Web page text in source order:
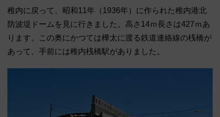
稚内に戻って、昭和11年（1936年）に作られた稚内港北
防波堤ドームを見に行きました。高さ14ｍ長さは427ｍあ
ります。この奥にかつては樺太に渡る鉄道連絡線の桟橋が
あって、手前には稚内桟橋駅がありました。